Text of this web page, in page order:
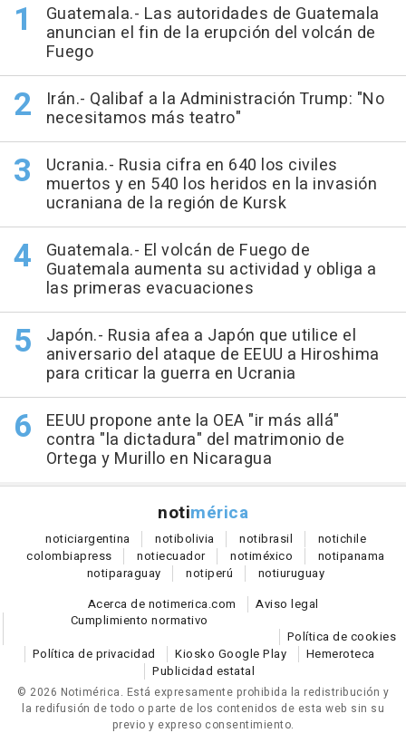
Guatemala.- Las autoridades de Guatemala
anuncian el fin de la erupción del volcán de
Fuego
Irán.- Qalibaf a la Administración Trump: "No
necesitamos más teatro"
Ucrania.- Rusia cifra en 640 los civiles
muertos y en 540 los heridos en la invasión
ucraniana de la región de Kursk
Guatemala.- El volcán de Fuego de
Guatemala aumenta su actividad y obliga a
las primeras evacuaciones
Japón.- Rusia afea a Japón que utilice el
aniversario del ataque de EEUU a Hiroshima
para criticar la guerra en Ucrania
EEUU propone ante la OEA "ir más allá"
contra "la dictadura" del matrimonio de
Ortega y Murillo en Nicaragua
notimérica
noticiargentina notibolivia notibrasil notichile
colombiapress notiecuador notiméxico notipanama
notiparaguay notiperú notiuruguay
Acerca de notimerica.com
Aviso legal
Cumplimiento normativo
Política de cookies
Política de privacidad
Kiosko Google Play
Hemeroteca
Publicidad estatal
© 2026 Notimérica. Está expresamente prohibida la redistribución y
la redifusión de todo o parte de los contenidos de esta web sin su
previo y expreso consentimiento.